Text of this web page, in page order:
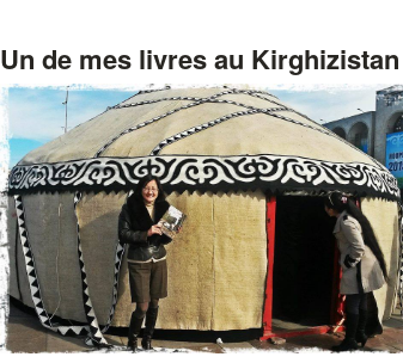
Un de mes livres au Kirghizistan